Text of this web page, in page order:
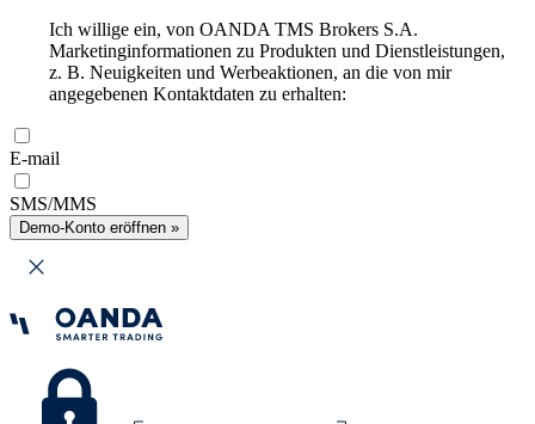
Ich willige ein, von OANDA TMS Brokers S.A.
Marketinginformationen zu Produkten und Dienstleistungen,
z. B. Neuigkeiten und Werbeaktionen, an die von mir
angegebenen Kontaktdaten zu erhalten:
E-mail
SMS/MMS
Demo-Konto eröffnen »